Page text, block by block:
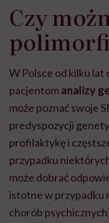
Czy
W Polsce od kilku lat
pacjentomanalizy
może poznać swoje
predyspozycji
profilaktykę i
przypadku
może dobrać
istotne w przypadku
chorób